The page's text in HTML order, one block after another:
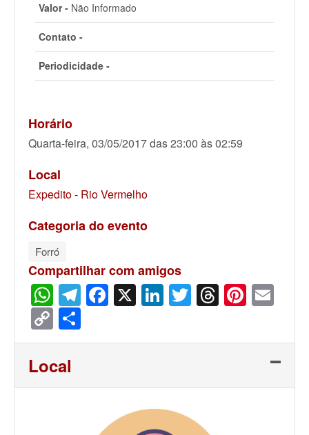
Valor - Não Informado
Contato -
Periodicidade -
Horário
Quarta-feira, 03/05/2017 das 23:00 às 02:59
Local
Expedito - Rio Vermelho
Categoria do evento
Forró
Compartilhar com amigos
WhatsApp
Telegram
Facebook
X LinkedIn
Twitter
Threads
Copy
Link
Local